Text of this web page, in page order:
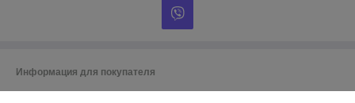
Информация для покупателя